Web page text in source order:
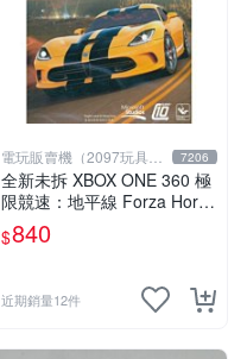
電玩販賣機（2097玩具公
仔舖
7206
全新未拆 XBOX ONE 360 極
限競速：地平線 Forza Horiz
on (講中文的) -中英文字幕語
音亞版-
$840
近期銷量12件